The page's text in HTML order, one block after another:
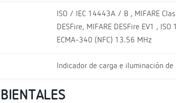
ISO / IEC 14443A / B , MIFARE
DESFire, MIFARE DESFire EV1 ,
ECMA-340 (NFC) 13.56 MHz
Indicador de carga e iluminación de